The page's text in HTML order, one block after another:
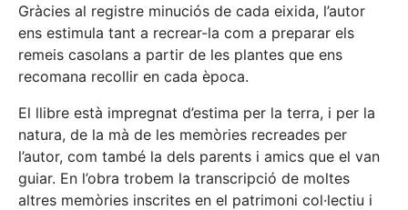
Gràcies al registre minuciós de cada eixida, l’autor
ens estimula tant a recrear-la com a preparar els
remeis casolans a partir de les plantes que ens
recomana recollir en cada època.
El llibre està impregnat d’estima per la terra, i per la
natura, de la mà de les memòries recreades per
l’autor, com també la dels parents i amics que el van
guiar. En l’obra trobem la transcripció de moltes
altres memòries inscrites en el patrimoni col·lectiu i